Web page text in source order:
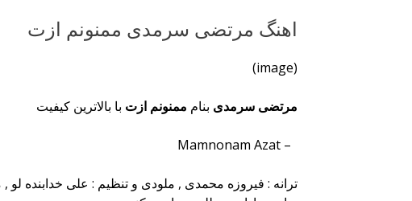
اهنگ مرتضی سرمدی ممنونم ازت
(image)
مرتضی سرمدی بنام ممنونم ازت با بالاترین کیفیت
– Mamnonam Azat
ترانه : فیروزه محمدی , ملودی و تنظیم : علی